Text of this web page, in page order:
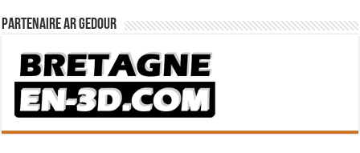
Partenaire Ar Gedour